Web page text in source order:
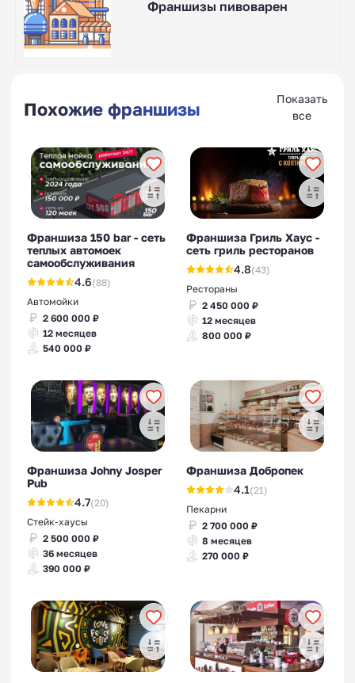
Франшизы пивоварен
Похожие франшизы
Показать
все
Франшиза 150 bar - сеть
теплых автомоек
самообслуживания
4.6(88)
Автомойки
2 600 000 ₽
12 месяцев
540 000 ₽
Франшиза Гриль Хаус -
сеть гриль ресторанов
4.8(43)
Рестораны
2 450 000 ₽
12 месяцев
800 000 ₽
Франшиза Johny Josper
Pub
4.7(20)
Стейк-хаусы
2 500 000 ₽
36 месяцев
390 000 ₽
Франшиза Добропек
4.1(21)
Пекарни
2 700 000 ₽
8 месяцев
270 000 ₽